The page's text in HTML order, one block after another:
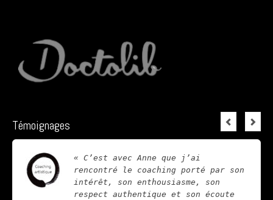
Témoignages
« C’est avec Anne que j’ai
rencontré le coaching porté par son
intérêt, son enthousiasme, son
respect authentique et son écoute